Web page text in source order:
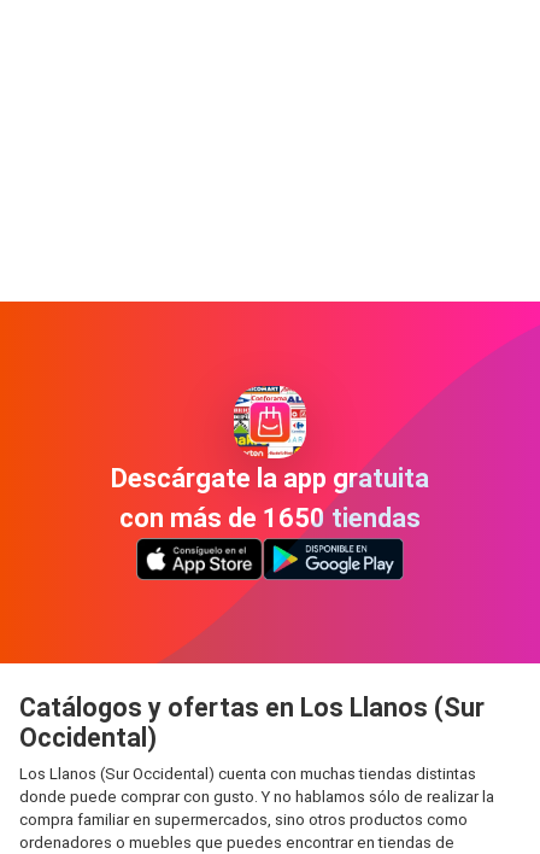
Descárgate la app gratuita
con más de 1650 tiendas
Catálogos y ofertas en Los Llanos (Sur
Occidental)
Los Llanos (Sur Occidental) cuenta con muchas tiendas distintas
donde puede comprar con gusto. Y no hablamos sólo de realizar la
compra familiar en supermercados, sino otros productos como
ordenadores o muebles que puedes encontrar en tiendas de